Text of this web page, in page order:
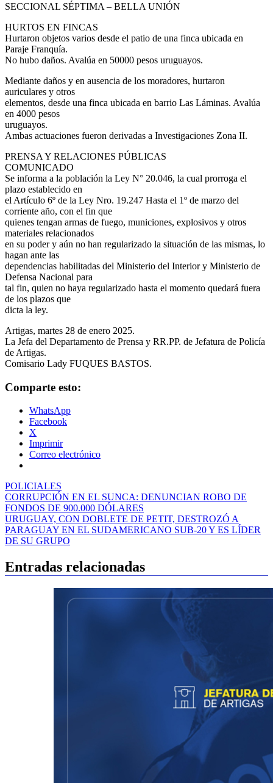
SECCIONAL SÉPTIMA – BELLA UNIÓN
HURTOS EN FINCAS
Hurtaron objetos varios desde el patio de una finca ubicada en
Paraje Franquía.
No hubo daños. Avalúa en 50000 pesos uruguayos.
Mediante daños y en ausencia de los moradores, hurtaron
auriculares y otros
elementos, desde una finca ubicada en barrio Las Láminas. Avalúa
en 4000 pesos
uruguayos.
Ambas actuaciones fueron derivadas a Investigaciones Zona II.
PRENSA Y RELACIONES PÚBLICAS
COMUNICADO
Se informa a la población la Ley N° 20.046, la cual prorroga el
plazo establecido en
el Artículo 6º de la Ley Nro. 19.247 Hasta el 1º de marzo del
corriente año, con el fin que
quienes tengan armas de fuego, municiones, explosivos y otros
materiales relacionados
en su poder y aún no han regularizado la situación de las mismas, lo
hagan ante las
dependencias habilitadas del Ministerio del Interior y Ministerio de
Defensa Nacional para
tal fin, quien no haya regularizado hasta el momento quedará fuera
de los plazos que
dicta la ley.
Artigas, martes 28 de enero 2025.
La Jefa del Departamento de Prensa y RR.PP. de Jefatura de Policía
de Artigas.
Comisario Lady FUQUES BASTOS.
Comparte esto:
WhatsApp
Facebook
X
Imprimir
Correo electrónico
POLICIALES
Navegación
de
entradas
CORRUPCIÓN EN EL SUNCA: DENUNCIAN ROBO DE
FONDOS DE 900.000 DÓLARES
URUGUAY, CON DOBLETE DE PETIT, DESTROZÓ A
PARAGUAY EN EL SUDAMERICANO SUB-20 Y ES LÍDER
DE SU GRUPO
Entradas relacionadas